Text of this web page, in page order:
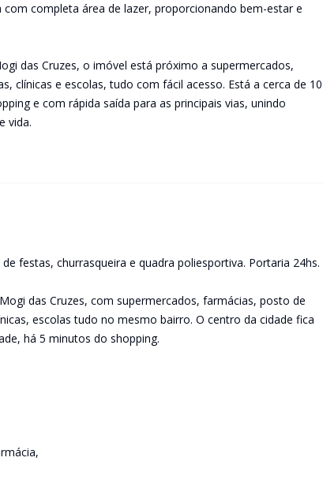
completa área de lazer, proporcionando bem-estar e
das Cruzes, o imóvel está próximo a supermercados,
clínicas e escolas, tudo com fácil acesso. Está a cerca de 10
e com rápida saída para as principais vias, unindo
vida.
festas, churrasqueira e quadra poliesportiva. Portaria 24hs.
das Cruzes, com supermercados, farmácias, posto de
escolas tudo no mesmo bairro. O centro da cidade fica
há 5 minutos do shopping.